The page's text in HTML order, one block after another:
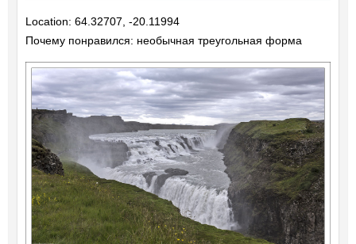
Location: 64.32707, -20.11994
Почему понравился: необычная треугольная форма